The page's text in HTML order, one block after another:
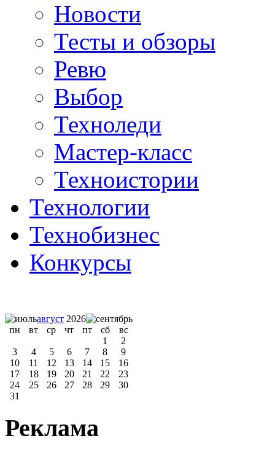
Новости
Тесты и обзоры
Ревю
Выбор
Техноледи
Мастер-класс
Техноистории
Технологии
Технобизнес
Конкурсы
август 2026
пн
вт ср чт пт сб
вс
1
2
3
4 5 6 7 8
9
10
11 12 13 14 15
16
17
18 19 20 21 22
23
24
25 26 27 28 29
30
31
Реклама